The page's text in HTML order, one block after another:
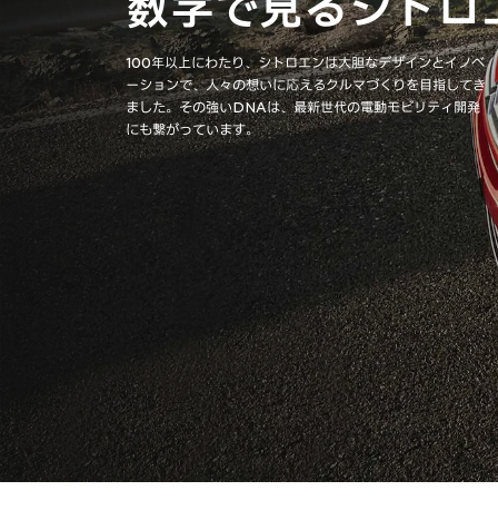
100年以上にわたり、シトロエンは大胆なデザインとイノベ
ーションで、人々の想いに応えるクルマづくりを目指してき
ました。その強いDNAは、最新世代の電動モビリティ開発
にも繋がっています。